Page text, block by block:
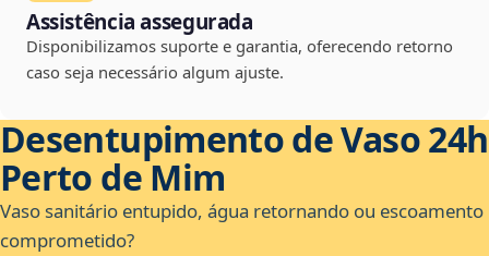
Assistência assegurada
Disponibilizamos suporte e garantia, oferecendo retorno
caso seja necessário algum ajuste.
Desentupimento de Vaso 24h
Perto de Mim
Vaso sanitário entupido, água retornando ou escoamento
comprometido?